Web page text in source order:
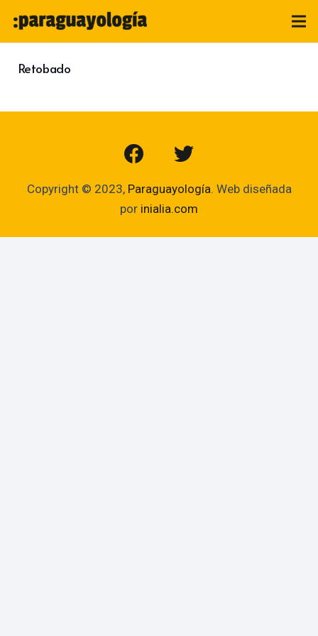
Retobado
Copyright © 2023, Paraguayología. Web diseñada
por inialia.com